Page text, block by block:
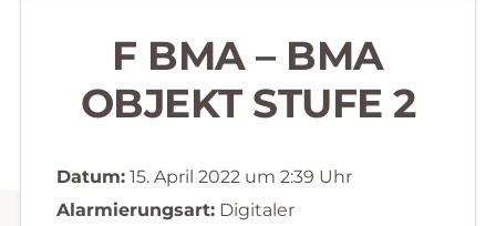
F BMA – BMA
OBJEKT STUFE 2
Datum:15. April 2022 um 2:39 Uhr
Alarmierungsart:Digitaler